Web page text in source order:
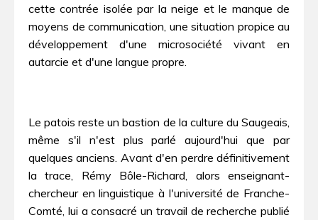
cette contrée isolée par la neige et le manque de
moyens de communication, une situation propice au
développement d'une microsociété vivant en
autarcie et d'une langue propre.
Le patois reste un bastion de la culture du Saugeais,
même s'il n'est plus parlé aujourd'hui que par
quelques anciens. Avant d'en perdre définitivement
la trace, Rémy Bôle-Richard, alors enseignant-
chercheur en linguistique à l'université de Franche-
Comté, lui a consacré un travail de recherche publié